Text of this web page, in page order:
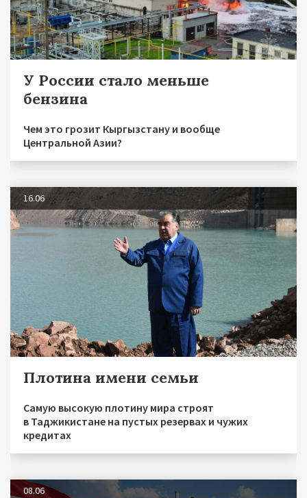
У России стало меньше
бензина
Чем это грозит Кыргызстану и вообще
Центральной Азии?
16.06
Плотина имени семьи
Самую высокую плотину мира строят
в Таджикистане на пустых резервах и чужих
кредитах
08.06